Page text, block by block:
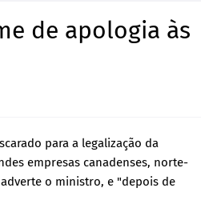
de apologia às
para a legalização da
empresas canadenses, norte-
o ministro, e "depois de